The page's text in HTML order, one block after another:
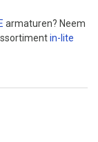
armaturen? Neem
in-lite